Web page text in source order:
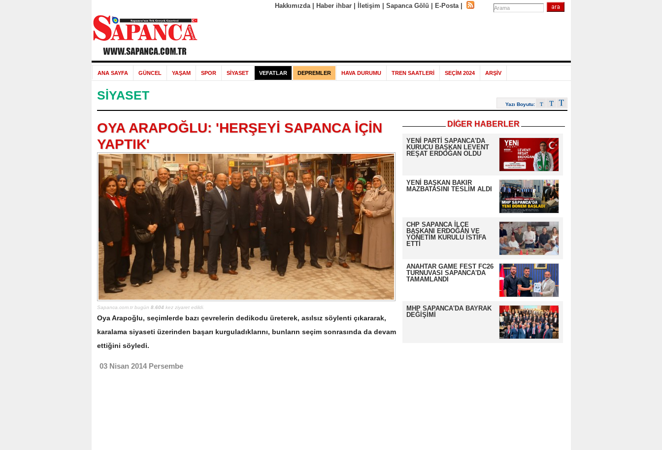
Hakkımızda| Haber ihbar| İletişim Sapanca Gölü E-Posta|
ANA SAYFA GÜNCEL YAŞAM SPOR SİYASET VEFATLAR DEPREMLER HAVA DURUMU TREN SAATLERİ SEÇİM 2024 ARŞİV
SİYASET
Yazı Boyutu:
DİĞER HABERLER
YENİ PARTİ SAPANCA'DA
KURUCU BAŞKAN LEVENT
REŞAT ERDOĞAN OLDU
YENİ BAŞKAN BAKIR
MAZBATASINI TESLİM ALDI
CHP SAPANCA İLÇE
BAŞKANI ERDOĞAN VE
YÖNETİM KURULU İSTİFA
ETTİ
ANAHTAR GAME FEST FC26
TURNUVASI SAPANCA'DA
TAMAMLANDI
MHP SAPANCA'DA BAYRAK
DEĞİŞİMİ
OYA ARAPOĞLU: 'HERŞEYİ SAPANCA İÇİN
YAPTIK'
Sapanca.com.tr bugün 8.604 kez ziyaret edildi.
Oya Arapoğlu, seçimlerde bazı çevrelerin dedikodu üreterek, asılsız söylenti çıkararak,
karalama siyaseti üzerinden başarı kurguladıklarını, bunların seçim sonrasında da devam
ettiğini söyledi.
03 Nisan 2014 Persembe